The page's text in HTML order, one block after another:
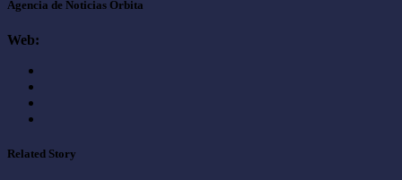
Agencia de Noticias Orbita
Web:
Related Story